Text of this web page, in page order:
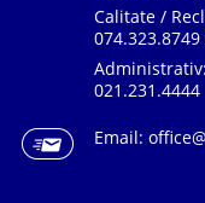
Calitate /
Administrativ:
021.231.4444
Email: